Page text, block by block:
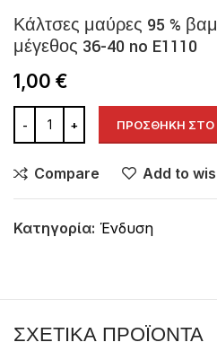
Κάλτσες μαύρες 95 %
μέγεθος 36-40 no E1110
1,00 €
ΠΡΟΣΘΉΚΗ ΣΤΟ
Compare Add to
Κατηγορία: Ένδυση
ΣΧΕΤΙΚΆ ΠΡΟΪΌΝΤΑ